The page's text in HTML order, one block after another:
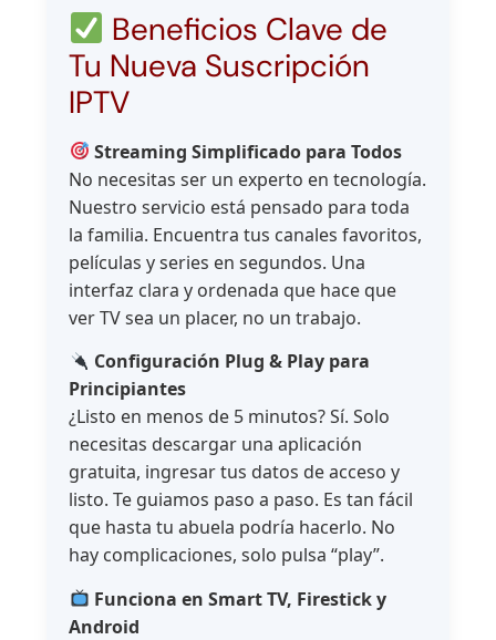
Beneficios Clave de
Tu Nueva Suscripción
IPTV
Streaming Simplificado para Todos
No necesitas ser un experto en tecnología.
Nuestro servicio está pensado para toda
la familia. Encuentra tus canales favoritos,
películas y series en segundos. Una
interfaz clara y ordenada que hace que
ver TV sea un placer, no un trabajo.
Configuración Plug & Play para
Principiantes
¿Listo en menos de 5 minutos? Sí. Solo
necesitas descargar una aplicación
gratuita, ingresar tus datos de acceso y
listo. Te guiamos paso a paso. Es tan fácil
que hasta tu abuela podría hacerlo. No
hay complicaciones, solo pulsa “play”.
Funciona en Smart TV, Firestick y
Android